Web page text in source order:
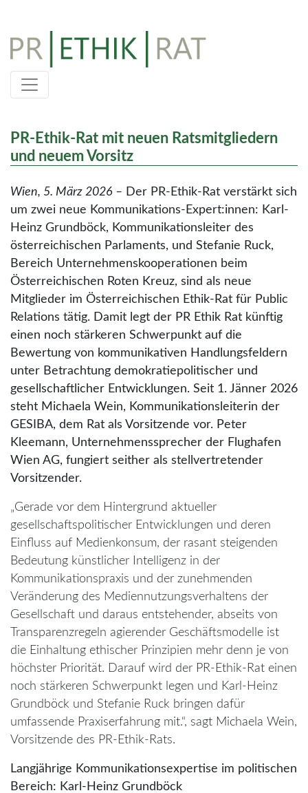
Skip
content
PR-Ethik-Rat mit neuen Ratsmitgliedern
und neuem Vorsitz
Wien, 5. März 2026 – Der PR-Ethik-Rat verstärkt sich
um zwei neue Kommunikations-Expert:innen: Karl-
Heinz Grundböck, Kommunikationsleiter des
österreichischen Parlaments, und Stefanie Ruck,
Bereich Unternehmenskooperationen beim
Österreichischen Roten Kreuz, sind als neue
Mitglieder im Österreichischen Ethik-Rat für Public
Relations tätig. Damit legt der PR Ethik Rat künftig
einen noch stärkeren Schwerpunkt auf die
Bewertung von kommunikativen Handlungsfeldern
unter Betrachtung demokratiepolitischer und
gesellschaftlicher Entwicklungen. Seit 1. Jänner 2026
steht Michaela Wein, Kommunikationsleiterin der
GESIBA, dem Rat als Vorsitzende vor. Peter
Kleemann, Unternehmenssprecher der Flughafen
Wien AG, fungiert seither als stellvertretender
Vorsitzender.
„Gerade vor dem Hintergrund aktueller
gesellschaftspolitischer Entwicklungen und deren
Einfluss auf Medienkonsum, der rasant steigenden
Bedeutung künstlicher Intelligenz in der
Kommunikationspraxis und der zunehmenden
Veränderung des Mediennutzungsverhaltens der
Gesellschaft und daraus entstehender, abseits von
Transparenzregeln agierender Geschäftsmodelle ist
die Einhaltung ethischer Prinzipien mehr denn je von
höchster Priorität. Darauf wird der PR-Ethik-Rat einen
noch stärkeren Schwerpunkt legen und Karl-Heinz
Grundböck und Stefanie Ruck bringen dafür
umfassende Praxiserfahrung mit.“, sagt Michaela Wein,
Vorsitzende des PR-Ethik-Rats.
Langjährige Kommunikationsexpertise im politischen
Bereich: Karl-Heinz Grundböck